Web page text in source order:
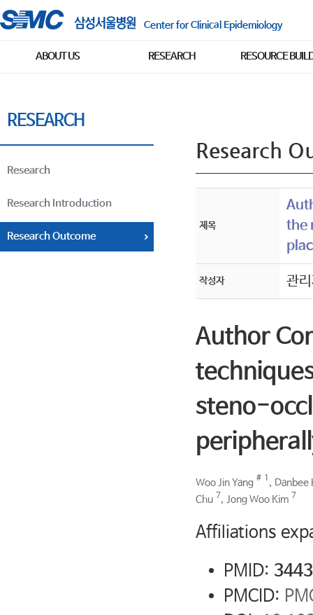
Center for Clinical Epidemiology
ABOUT US RESEARCH RESOURCE
RESEARCH
Research
Research Introduction
Research Outcome
Research
제목
the
작성자 관
Author
steno-
Woo Jin Yang # 1
Danbee
Chu 7, Jong Woo Kim 7
Affiliations
PMID:
PMCID: